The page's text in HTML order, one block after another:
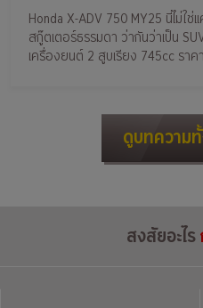
ได้แบบบิ๊กไบค์
Honda X-ADV 750 MY25 นี่ไม่ใช่
สกู๊ตเตอร์ธรรมดา ว่ากันว่าเป็น
เครื่องยนต์ 2 สูบเรียง 745cc ราค
ดูบทความ
สงสัยอะไร